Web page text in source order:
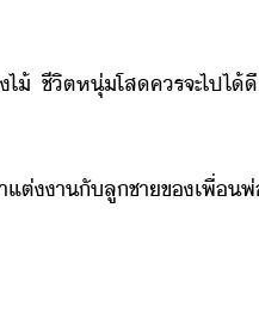
้​ ​ชีิต​หุ่โส​ครจะ​ไป​ไ้ี​
ต่า​ั​ลูชา​ข​เพื่​